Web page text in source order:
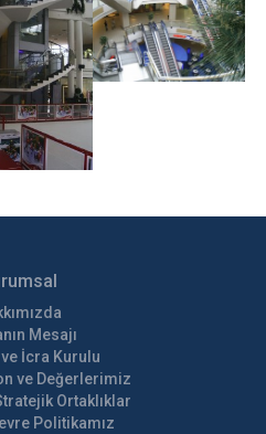
Mesajı
İcra Kurulu
ve Değerlerimiz
Ortaklıklar
Politikamız